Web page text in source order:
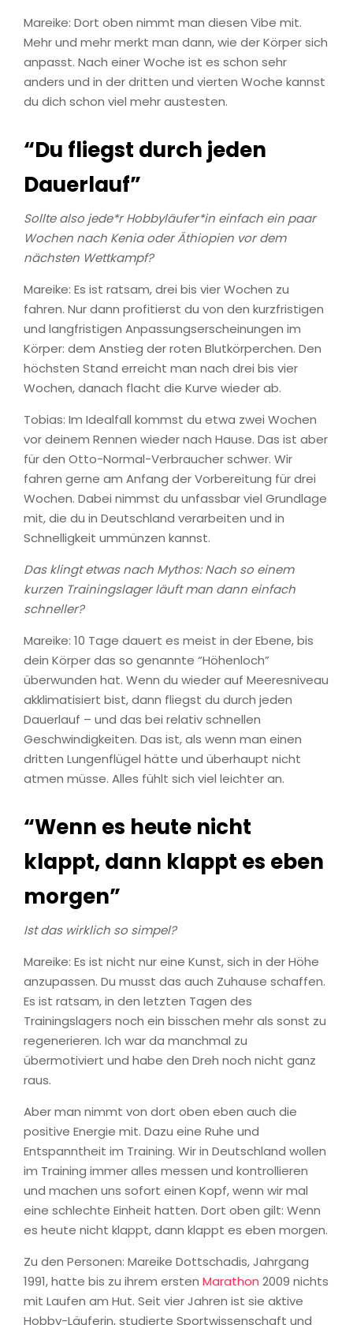
Mareike: Dort oben nimmt man diesen Vibe mit.
Mehr und mehr merkt man dann, wie der Körper sich
anpasst. Nach einer Woche ist es schon sehr
anders und in der dritten und vierten Woche kannst
du dich schon viel mehr austesten.
“Du fliegst durch jeden
Dauerlauf”
Sollte also jede*r Hobbyläufer*in einfach ein paar
Wochen nach Kenia oder Äthiopien vor dem
nächsten Wettkampf?
Mareike: Es ist ratsam, drei bis vier Wochen zu
fahren. Nur dann profitierst du von den kurzfristigen
und langfristigen Anpassungserscheinungen im
Körper: dem Anstieg der roten Blutkörperchen. Den
höchsten Stand erreicht man nach drei bis vier
Wochen, danach flacht die Kurve wieder ab.
Tobias: Im Idealfall kommst du etwa zwei Wochen
vor deinem Rennen wieder nach Hause. Das ist aber
für den Otto-Normal-Verbraucher schwer. Wir
fahren gerne am Anfang der Vorbereitung für drei
Wochen. Dabei nimmst du unfassbar viel Grundlage
mit, die du in Deutschland verarbeiten und in
Schnelligkeit ummünzen kannst.
Das klingt etwas nach Mythos: Nach so einem
kurzen Trainingslager läuft man dann einfach
schneller?
Mareike: 10 Tage dauert es meist in der Ebene, bis
dein Körper das so genannte “Höhenloch”
überwunden hat. Wenn du wieder auf Meeresniveau
akklimatisiert bist, dann fliegst du durch jeden
Dauerlauf – und das bei relativ schnellen
Geschwindigkeiten. Das ist, als wenn man einen
dritten Lungenflügel hätte und überhaupt nicht
atmen müsse. Alles fühlt sich viel leichter an.
“Wenn es heute nicht
klappt, dann klappt es eben
morgen”
Ist das wirklich so simpel?
Mareike: Es ist nicht nur eine Kunst, sich in der Höhe
anzupassen. Du musst das auch Zuhause schaffen.
Es ist ratsam, in den letzten Tagen des
Trainingslagers noch ein bisschen mehr als sonst zu
regenerieren. Ich war da manchmal zu
übermotiviert und habe den Dreh noch nicht ganz
raus.
Aber man nimmt von dort oben eben auch die
positive Energie mit. Dazu eine Ruhe und
Entspanntheit im Training. Wir in Deutschland wollen
im Training immer alles messen und kontrollieren
und machen uns sofort einen Kopf, wenn wir mal
eine schlechte Einheit hatten. Dort oben gilt: Wenn
es heute nicht klappt, dann klappt es eben morgen.
Zu den Personen: Mareike Dottschadis, Jahrgang
1991, hatte bis zu ihrem ersten Marathon 2009 nichts
mit Laufen am Hut. Seit vier Jahren ist sie aktive
Hobby-Läuferin, studierte Sportwissenschaft und